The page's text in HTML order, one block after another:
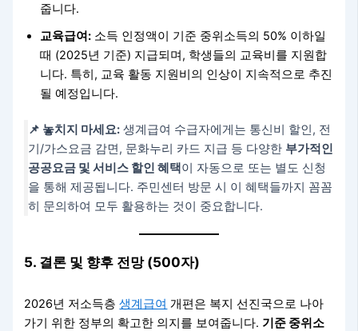
줍니다.
교육급여: 소득 인정액이 기준 중위소득의 50% 이하일
때 (2025년 기준) 지급되며, 학생들의 교육비를 지원합
니다. 특히, 교육 활동 지원비의 인상이 지속적으로 추진
될 예정입니다.
📌 놓치지 마세요: 생계급여 수급자에게는 통신비 할인, 전
기/가스요금 감면, 문화누리 카드 지급 등 다양한 부가적인
공공요금 및 서비스 할인 혜택이 자동으로 또는 별도 신청
을 통해 제공됩니다. 주민센터 방문 시 이 혜택들까지 꼼꼼
히 문의하여 모두 활용하는 것이 중요합니다.
5. 결론 및 향후 전망 (500자)
2026년 저소득층생계급여 개편은 복지 선진국으로 나아
가기 위한 정부의 확고한 의지를 보여줍니다. 기준 중위소